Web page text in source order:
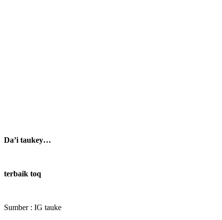
Da’i taukey…
terbaik toq
Sumber : IG tauke